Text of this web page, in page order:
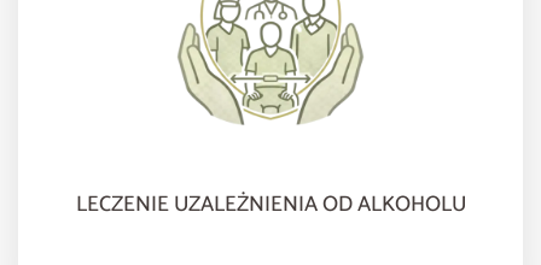
LECZENIE UZALEŻNIENIA OD ALKOHOLU